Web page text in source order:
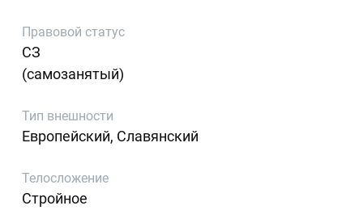
Правовой статус
СЗ
(самозанятый)
Тип внешности
Европейский, Славянский
Телосложение
Стройное